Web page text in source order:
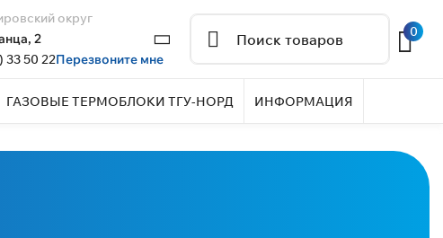
округ
2
33 50 22Перезвоните мне
0
ГАЗОВЫЕ ТЕРМОБЛОКИ ТГУ-НОРД ИНФОРМАЦИЯ